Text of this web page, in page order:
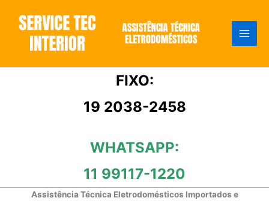
conteúdo
FIXO:
19 2038-2458
WHATSAPP:
11 99117-1220
Assistência Técnica Eletrodomésticos Importados e